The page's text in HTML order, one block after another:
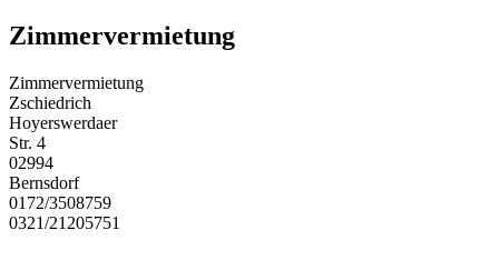
Zimmervermietung
Zimmervermietung
Zschiedrich
Hoyerswerdaer
Str. 4
02994
Bernsdorf
0172/3508759
0321/21205751